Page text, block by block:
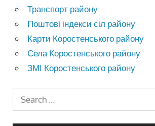
Транспорт району
Поштові індекси сіл району
Карти Коростенського району
Села Коростенського району
ЗМІ Коростенського району